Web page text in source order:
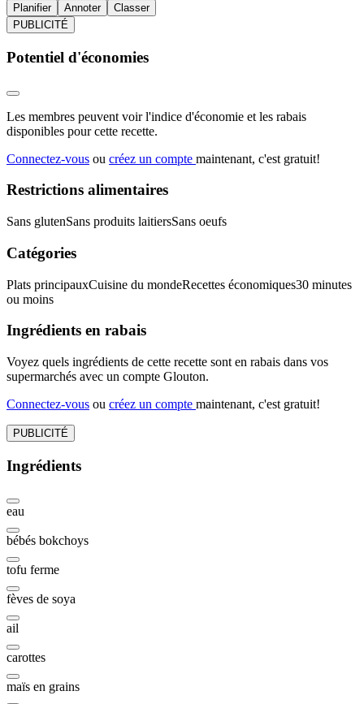
Planifier Annoter
Classer
PUBLICITÉ
Potentiel d'économies
Les membres peuvent voir l'indice d'économie et les rabais
disponibles pour cette recette.
Connectez-vous ou créez un compte maintenant, c'est gratuit!
Restrictions alimentaires
Sans glutenSans produits laitiersSans oeufs
Catégories
Plats principauxCuisine du mondeRecettes économiques30 minutes
ou moins
Ingrédients en rabais
Voyez quels ingrédients de cette recette sont en rabais dans vos
supermarchés avec un compte Glouton.
Connectez-vous ou créez un compte maintenant, c'est gratuit!
PUBLICITÉ
Ingrédients
eau
bébés bokchoys
tofu ferme
fèves de soya
ail
carottes
maïs en grains